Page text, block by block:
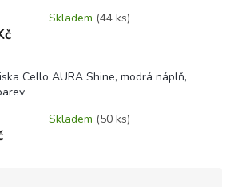
Skladem (44 ks)
Cello AURA Shine, modrá náplň,
Skladem (50 ks)